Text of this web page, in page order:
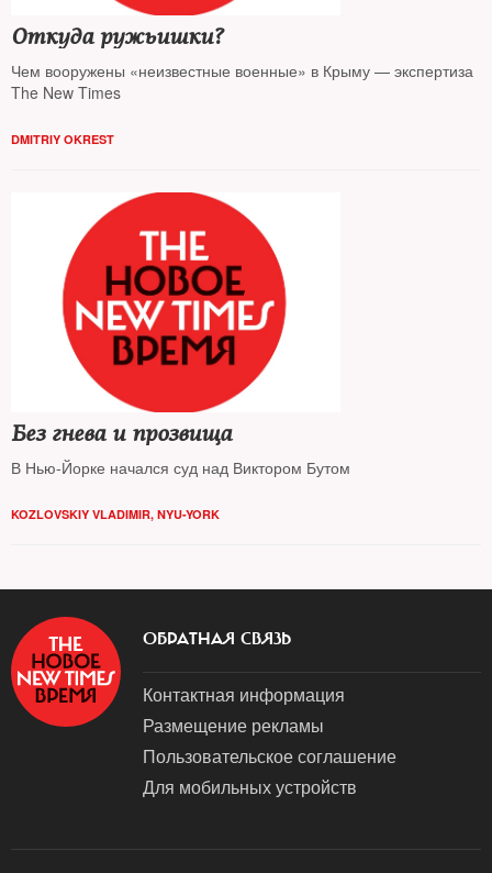
Откуда ружьишки?
Чем вооружены «неизвестные военные» в Крыму — экспертиза
The New Times
DMITRIY OKREST
Без гнева и прозвища
В Нью-Йорке начался суд над Виктором Бутом
KOZLOVSKIY VLADIMIR, NYU-YORK
ОБРАТНАЯ СВЯЗЬ
Контактная информация
Размещение рекламы
Пользовательское соглашение
Для мобильных устройств